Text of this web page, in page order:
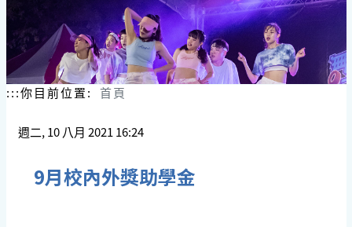
:::你目前位置: 首頁
週二, 10 八月 2021 16:24
9月校內外獎助學金